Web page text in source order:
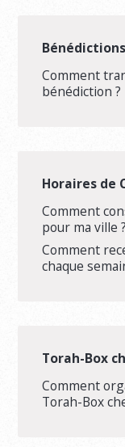
Bénédictions
Comment
bénédiction ?
Horaires de
Comment
pour ma ville ?
Comment
chaque
Torah-Box
Comment
Torah-Box